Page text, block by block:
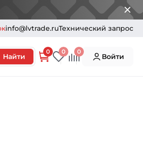
info@lvtrade.ruТехнический запрос
Найти
0 0 0
Войти